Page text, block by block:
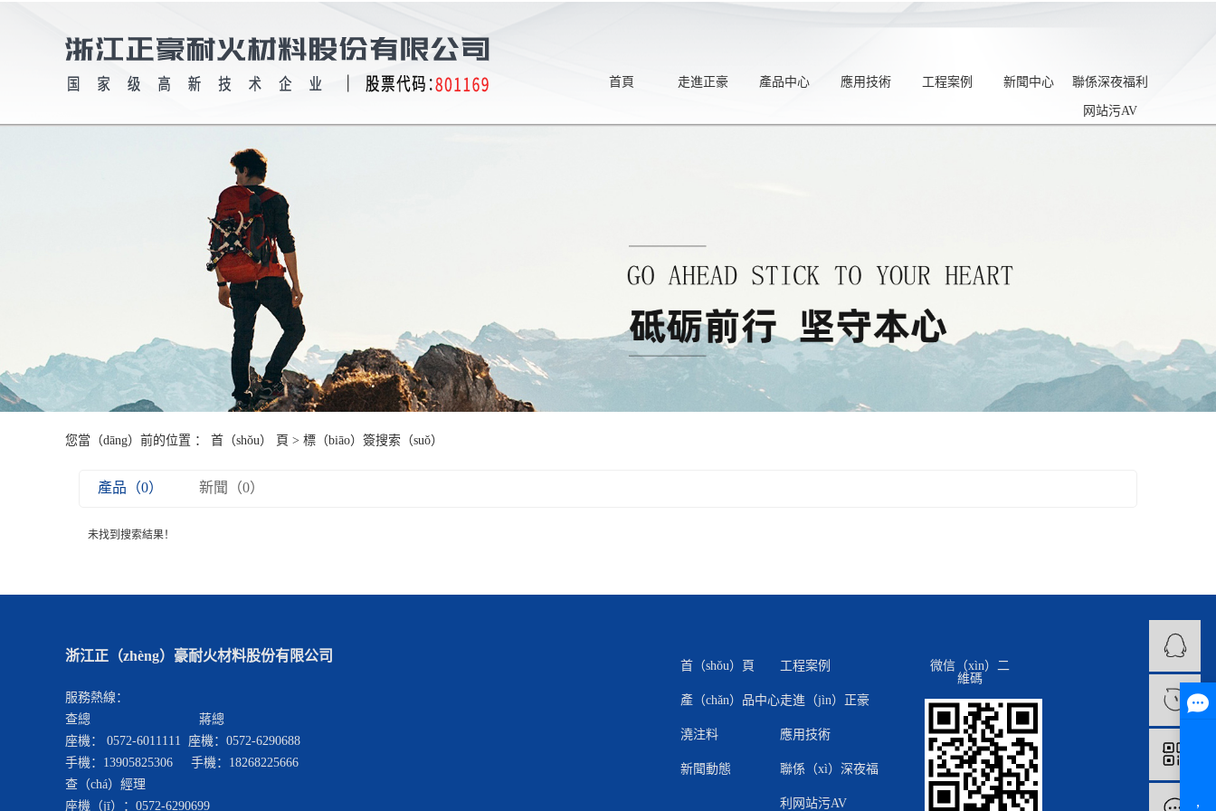
首頁 走進正豪 產品中心 應用技術 工程案例 新聞中心 聯係深夜福利
网站污AV
您當（dāng）前的位置 ： 首（shǒu） 頁 > 標（biāo）簽搜索（suǒ）
產品（0） 新聞（0）
未找到搜索結果！
浙江正（zhèng）豪耐火材料股份有限公司
服務熱線：
查總 蔣總
座機： 0572-6011111 座機：0572-6290688
手機：13905825306 手機：18268225666
查（chá）經理
座機（jī）：0572-6290699
首（shǒu）頁 工程案例
產（chǎn）品中心走進（jìn）正豪
澆注料 應用技術
新聞動態 聯係（xì）深夜福
利网站污AV
微信（xìn）二
維碼